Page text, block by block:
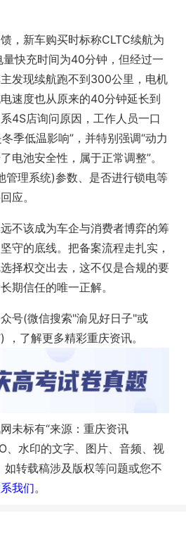
，新车购买时标称CLTC续航为
快充时间为40分钟，但经过一
发现续航跑不到300公里，电机
速度也从原来的40分钟延长到
4S店询问原因，工作人员一口
季低温影响”，并特别强调“动力
电池安全性，属于正常调整”。
管理系统)参数、是否进行锁电等
应。
不该成为车企与消费者博弈的筹
守的底线。把备案流程走扎实，
择权交出去，这不仅是合规的要
期信任的唯一正解。
号(微信搜索"渝见好日子"或
了解更多精彩重庆资讯。
未标有“来源：重庆资讯
、水印的文字、图片、音频、视
如转载稿涉及版权等问题或您不
我们。